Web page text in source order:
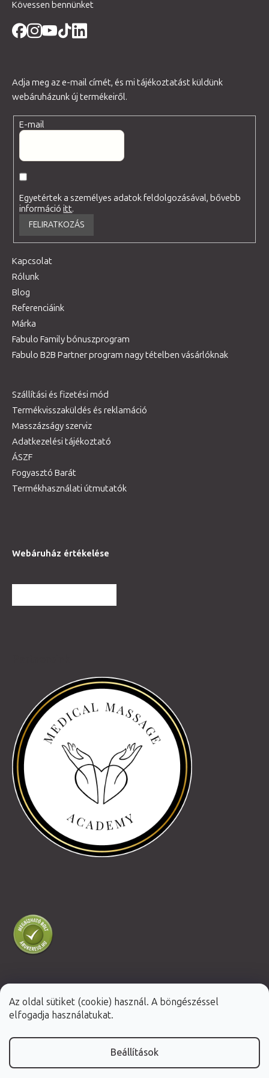
Az oldal sütiket (cookie) használ. A böngészéssel
elfogadja használatukat.
Beállítások
Kövessen bennünket
Adja meg az e-mail címét, és mi tájékoztatást küldünk
webáruházunk új termékeiről.
E-mail
Egyetértek a személyes adatok feldolgozásával, bővebb
információitt.
FELIRATKOZÁS
Kapcsolat
Rólunk
Blog
Referenciáink
Márka
Fabulo Family bónuszprogram
Fabulo B2B Partner program nagy tételben vásárlóknak
Szállítási és fizetési mód
Termékvisszaküldés és reklamáció
Masszázságy szerviz
Adatkezelési tájékoztató
ÁSZF
Fogyasztó Barát
Termékhasználati útmutatók
Webáruház értékelése
Shoptet Premium készítette